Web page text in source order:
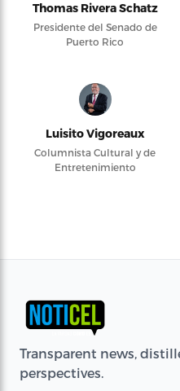
Thomas Rivera Schatz
Presidente del Senado de
Puerto Rico
Luisito Vigoreaux
Columnista Cultural y de
Entretenimiento
Transparent news,
perspectives.